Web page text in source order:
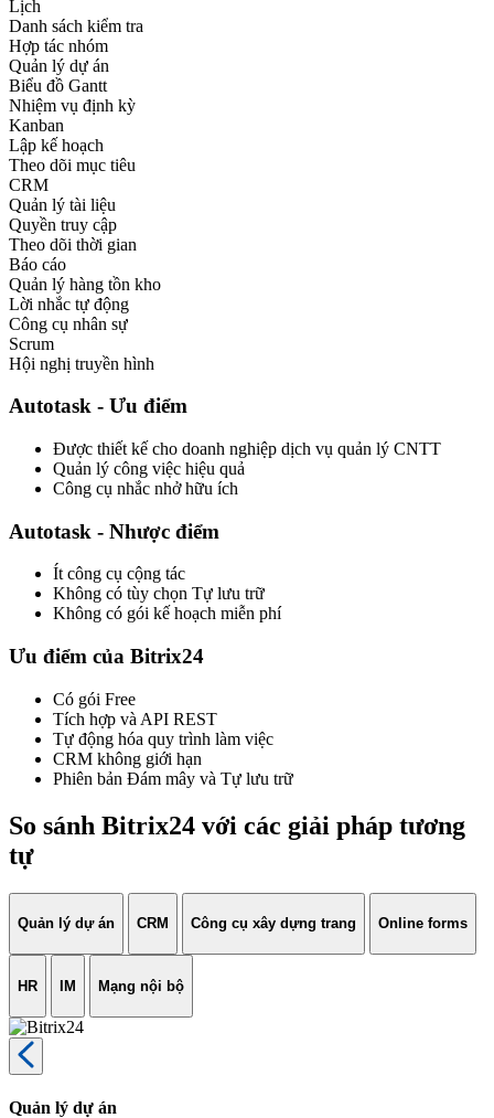
Lịch
Danh sách kiểm tra
Hợp tác nhóm
Quản lý dự án
Biểu đồ Gantt
Nhiệm vụ định kỳ
Kanban
Lập kế hoạch
Theo dõi mục tiêu
CRM
Quản lý tài liệu
Quyền truy cập
Theo dõi thời gian
Báo cáo
Quản lý hàng tồn kho
Lời nhắc tự động
Công cụ nhân sự
Scrum
Hội nghị truyền hình
Autotask - Ưu điểm
Được thiết kế cho doanh nghiệp dịch vụ quản lý CNTT
Quản lý công việc hiệu quả
Công cụ nhắc nhở hữu ích
Autotask - Nhược điểm
Ít công cụ cộng tác
Không có tùy chọn Tự lưu trữ
Không có gói kế hoạch miễn phí
Ưu điểm của Bitrix24
Có gói Free
Tích hợp và API REST
Tự động hóa quy trình làm việc
CRM không giới hạn
Phiên bản Đám mây và Tự lưu trữ
So sánh Bitrix24 với các giải pháp tương
tự
Quản lý dự án CRM Công cụ xây dựng trang Online forms
HR IM Mạng nội bộ
Quản lý dự án